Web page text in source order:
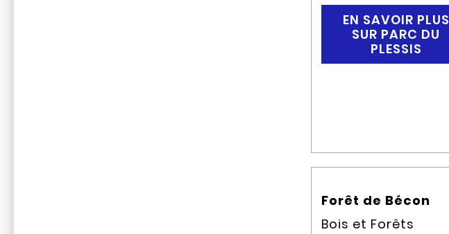
EN SAVOIR PLUS
SUR PARC DU
PLESSIS
Forêt de Bécon
Bois et Forêts